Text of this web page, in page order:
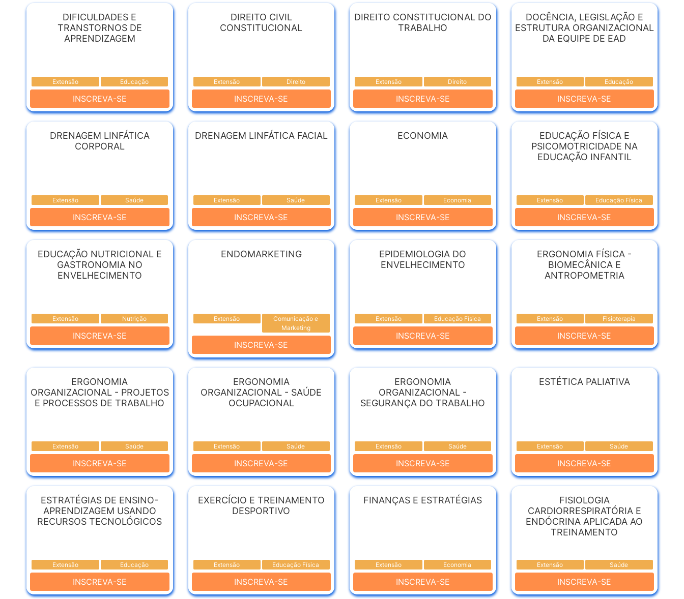
DIFICULDADES E
TRANSTORNOS DE
APRENDIZAGEM
Extensão Educação
INSCREVA-SE
DIREITO CIVIL
CONSTITUCIONAL
Extensão Direito
INSCREVA-SE
DIREITO CONSTITUCIONAL DO
TRABALHO
Extensão Direito
INSCREVA-SE
DOCÊNCIA, LEGISLAÇÃO E
ESTRUTURA ORGANIZACIONAL
DA EQUIPE DE EAD
Extensão Educação
INSCREVA-SE
DRENAGEM LINFÁTICA
CORPORAL
Extensão Saúde
INSCREVA-SE
DRENAGEM LINFÁTICA FACIAL
Extensão Saúde
INSCREVA-SE
ECONOMIA
Extensão Economia
INSCREVA-SE
EDUCAÇÃO FÍSICA E
PSICOMOTRICIDADE NA
EDUCAÇÃO INFANTIL
Extensão Educação Física
INSCREVA-SE
EDUCAÇÃO NUTRICIONAL E
GASTRONOMIA NO
ENVELHECIMENTO
Extensão Nutrição
INSCREVA-SE
ENDOMARKETING
Extensão
Comunicação e
Marketing
INSCREVA-SE
EPIDEMIOLOGIA DO
ENVELHECIMENTO
Extensão Educação Física
INSCREVA-SE
ERGONOMIA FÍSICA -
BIOMECÂNICA E
ANTROPOMETRIA
Extensão Fisioterapia
INSCREVA-SE
ERGONOMIA
ORGANIZACIONAL - PROJETOS
E PROCESSOS DE TRABALHO
Extensão Saúde
INSCREVA-SE
ERGONOMIA
ORGANIZACIONAL - SAÚDE
OCUPACIONAL
Extensão Saúde
INSCREVA-SE
ERGONOMIA
ORGANIZACIONAL -
SEGURANÇA DO TRABALHO
Extensão Saúde
INSCREVA-SE
ESTÉTICA PALIATIVA
Extensão Saúde
INSCREVA-SE
ESTRATÉGIAS DE ENSINO-
APRENDIZAGEM USANDO
RECURSOS TECNOLÓGICOS
Extensão Educação
INSCREVA-SE
EXERCÍCIO E TREINAMENTO
DESPORTIVO
Extensão Educação Física
INSCREVA-SE
FINANÇAS E ESTRATÉGIAS
Extensão Economia
INSCREVA-SE
FISIOLOGIA
CARDIORRESPIRATÓRIA E
ENDÓCRINA APLICADA AO
TREINAMENTO
Extensão Saúde
INSCREVA-SE